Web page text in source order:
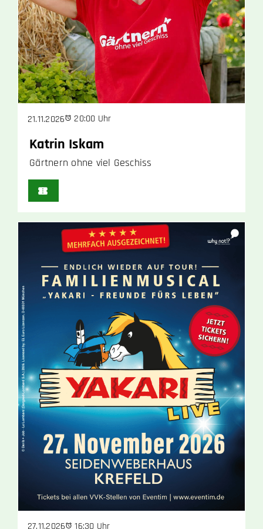
21.11.2026 20:00 Uhr
Katrin Iskam
Gärtnern ohne viel Geschiss
16:30 Uhr